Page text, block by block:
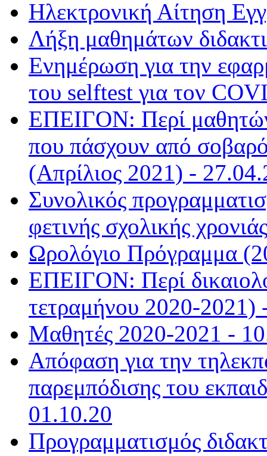
Ηλεκτρονική Αίτηση
Λήξη μαθημάτων
Ενημέρωση για την
του selftest για τον
ΕΠΕΙΓΟΝ: Περί
που πάσχουν από
(Απρίλιος 2021) -
Συνολικός
φετινής σχολικής
Ωρολόγιο Πρόγραμμα
ΕΠΕΙΓΟΝ: Περί
τετραμήνου 2020-2021)
Μαθητές 2020-2021 -
Απόφαση για την
παρεμπόδισης του
01.10.20
Προγραμματισμός